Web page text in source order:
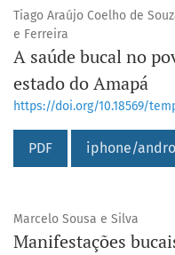
Tiago Araújo Coelho de
e Ferreira
A saúde bucal no
estado do Amapá
https://doi.org/10.18569/
PDF iphone/
Marcelo Sousa e Silva
Manifestações